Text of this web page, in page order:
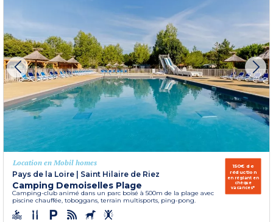
Location en Mobil homes
Pays de la Loire
Saint Hilaire de Riez
Camping Demoiselles Plage
Camping-club animé dans un parc boisé à 500m de la plage avec
piscine chauffée, toboggans, terrain multisports, ping-pong.
150€ de
réduction
en réglant en
chèque
vacances*